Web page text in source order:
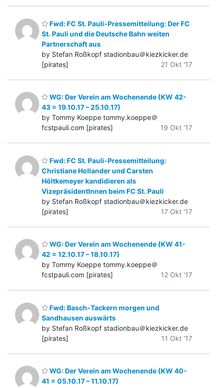
Fwd: FC St. Pauli-Pressemitteilung: Der FC
St. Pauli und die Deutsche Bahn weiten
Partnerschaft aus
by Stefan Roßkopf stadionbau＠kiezkicker.de
[pirates]
21 Okt '17
WG: Der Verein am Wochenende (KW 42-
43 = 19.10.17 – 25.10.17)
by Tommy Koeppe tommy.koeppe＠
fcstpauli.com [pirates]
19 Okt '17
Fwd: FC St. Pauli-Pressemitteilung:
Christiane Hollander und Carsten
Höltkemeyer kandidieren als
VizepräsidentInnen beim FC St. Pauli
by Stefan Roßkopf stadionbau＠kiezkicker.de
[pirates]
17 Okt '17
WG: Der Verein am Wochenende (KW 41-
42 = 12.10.17 – 18.10.17)
by Tommy Koeppe tommy.koeppe＠
fcstpauli.com [pirates]
12 Okt '17
Fwd: Basch-Tackern morgen und
Sandhausen auswärts
by Stefan Roßkopf stadionbau＠kiezkicker.de
[pirates]
11 Okt '17
WG: Der Verein am Wochenende (KW 40-
41 = 05.10.17 – 11.10.17)